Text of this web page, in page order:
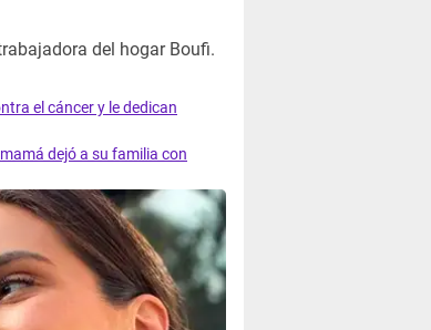
del hogar Boufi.
el cáncer y le dedican
dejó a su familia con